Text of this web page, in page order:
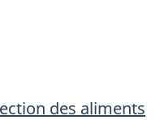
des aliments